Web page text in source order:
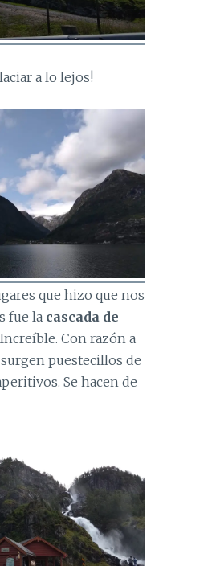
a lo lejos!
que hizo que nos
fue la cascada de
Con razón a
puestecillos de
Se hacen de